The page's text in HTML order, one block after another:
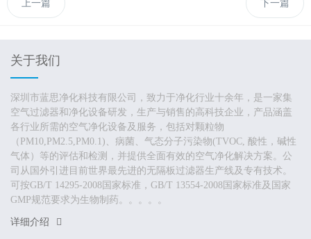
上一篇 下一篇
关于我们
深圳市蓝思净化科技有限公司，致力于净化行业十余年，是一家集
空气过滤器和净化设备研发，生产与销售的高科技企业，产品涵盖
各行业所需的空气净化设备及服务，包括对颗粒物
（PM10,PM2.5,PM0.1)、病菌、气态分子污染物(TVOC, 酸性，碱性
气体）等的评估和检测，并提供全面有效的空气净化解决方案。公
司从国外引进目前世界最先进的无隔板过滤器生产线及专有技术。
可按GB/T 14295-2008国家标准，GB/T 13554-2008国家标准及国家
GMP规范要求为生物制药。。。。。
详细介绍